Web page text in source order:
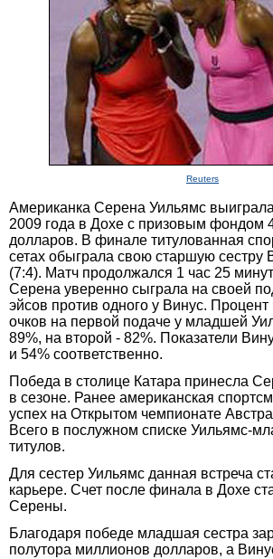
Reuters
Американка Серена Уильямс
2009 года в Дохе с призовым фондом
долларов. В финале титулованная
сетах обыграла свою старшую сестру
(7:4). Матч продолжался 1 час 25
Серена уверенно сыграла на своей
эйсов против одного у Винус.
очков на первой подаче у младшей
89%, на второй - 82%. Показатели
и 54% соответственно.
Победа в столице Катара принесла
в сезоне. Ранее американская
успех на Открытом чемпионате
Всего в послужном списке Уильямс-
титулов.
Для сестер Уильямс данная встреча
карьере. Счет после финала в Дохе
Серены.
Благодаря победе младшая сестра
полутора миллионов долларов, а